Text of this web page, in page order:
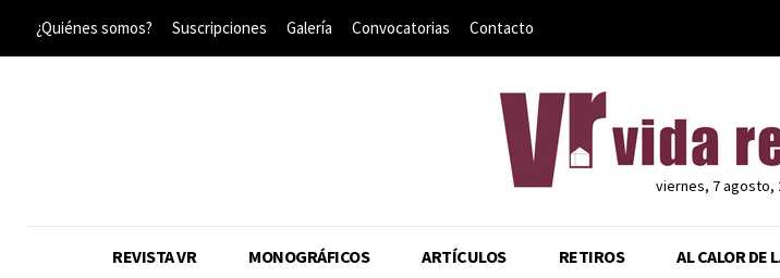
¿Quiénes somos? Suscripciones Galería Convocatorias Contacto
viernes, 7 agosto,
REVISTA VR MONOGRÁFICOS ARTÍCULOS RETIROS AL CALOR DE